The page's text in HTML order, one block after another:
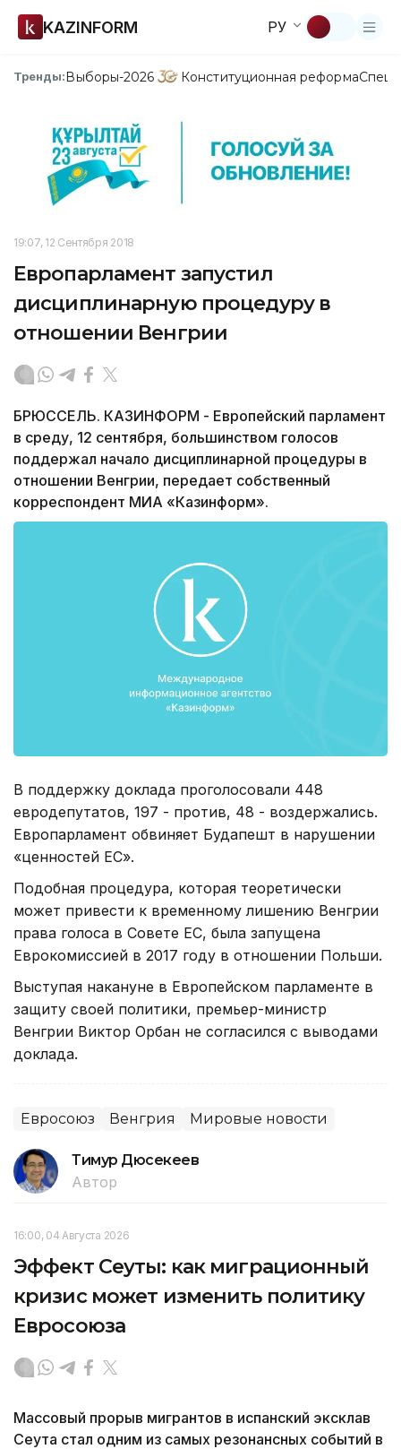
KAZINFORM РУ
Тренды:Выборы-2026 Конституционная реформа
19:07, 12 Сентября 2018
Европарламент запустил
дисциплинарную процедуру в
отношении Венгрии
БРЮССЕЛЬ. КАЗИНФОРМ - Европейский парламент
в среду, 12 сентября, большинством голосов
поддержал начало дисциплинарной процедуры в
отношении Венгрии, передает собственный
корреспондент МИА «Казинформ».
В поддержку доклада проголосовали 448
евродепутатов, 197 - против, 48 - воздержались.
Европарламент обвиняет Будапешт в нарушении
«ценностей ЕС».
Подобная процедура, которая теоретически
может привести к временному лишению Венгрии
права голоса в Совете ЕС, была запущена
Еврокомиссией в 2017 году в отношении Польши.
Выступая накануне в Европейском парламенте в
защиту своей политики, премьер-министр
Венгрии Виктор Орбан не согласился с выводами
доклада.
Евросоюз Венгрия Мировые новости
Тимур Дюсекеев
Автор
16:00, 04 Августа 2026
Эффект Сеуты: как миграционный
кризис может изменить политику
Евросоюза
Массовый прорыв мигрантов в испанский эксклав
Сеута стал одним из самых резонансных событий в